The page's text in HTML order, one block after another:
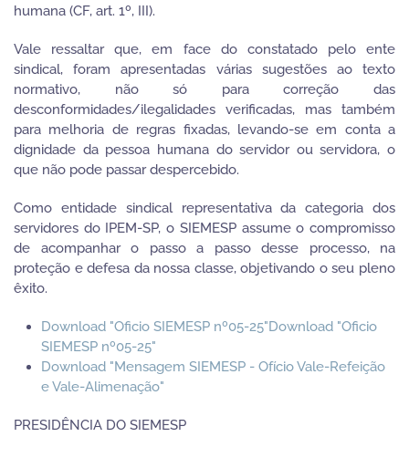
humana (CF, art. 1º, III).
Vale ressaltar que, em face do constatado pelo ente
sindical, foram apresentadas várias sugestões ao texto
normativo, não só para correção das
desconformidades/ilegalidades verificadas, mas também
para melhoria de regras fixadas, levando-se em conta a
dignidade da pessoa humana do servidor ou servidora, o
que não pode passar despercebido.
Como entidade sindical representativa da categoria dos
servidores do IPEM-SP, o SIEMESP assume o compromisso
de acompanhar o passo a passo desse processo, na
proteção e defesa da nossa classe, objetivando o seu pleno
êxito.
Download "Oficio SIEMESP nº05-25"Download "Oficio
SIEMESP nº05-25"
Download "Mensagem SIEMESP - Ofício Vale-Refeição
e Vale-Alimenação"
PRESIDÊNCIA DO SIEMESP